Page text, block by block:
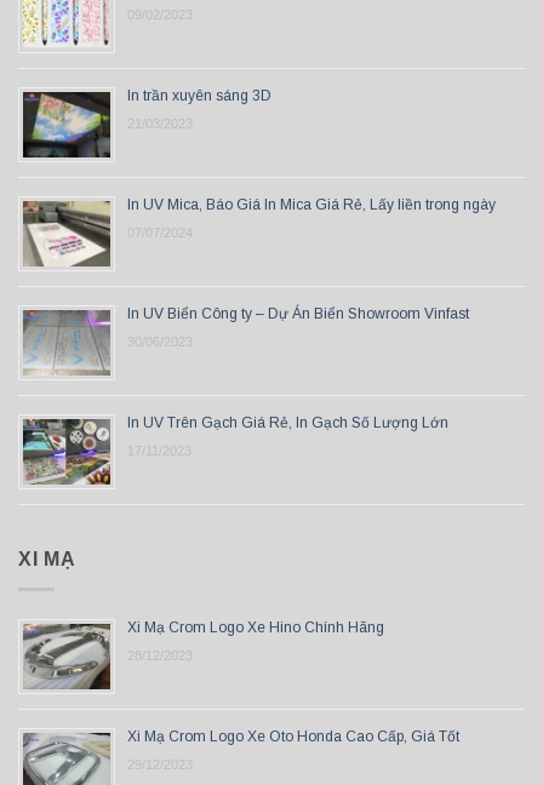
09/02/2023
In trần xuyên sáng 3D
21/03/2023
In UV Mica, Báo Giá In Mica Giá Rẻ, Lấy liền trong ngày
07/07/2024
In UV Biển Công ty – Dự Án Biển Showroom Vinfast
30/06/2023
In UV Trên Gạch Giá Rẻ, In Gạch Số Lượng Lớn
17/11/2023
XI MẠ
Xi Mạ Crom Logo Xe Hino Chính Hãng
28/12/2023
Xi Mạ Crom Logo Xe Oto Honda Cao Cấp, Giá Tốt
29/12/2023